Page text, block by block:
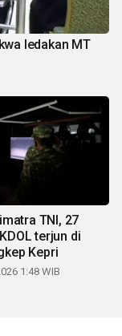
ledakan MT
TNI, 27
terjun di
Kepri
1:48 WIB